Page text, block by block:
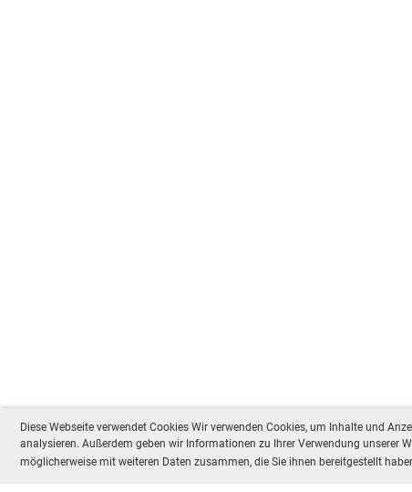
Diese Webseite verwendet Cookies Wir verwenden Cookies, um Inhalte und
analysieren. Außerdem geben wir Informationen zu Ihrer Verwendung unserer
möglicherweise mit weiteren Daten zusammen, die Sie ihnen bereitgestellt